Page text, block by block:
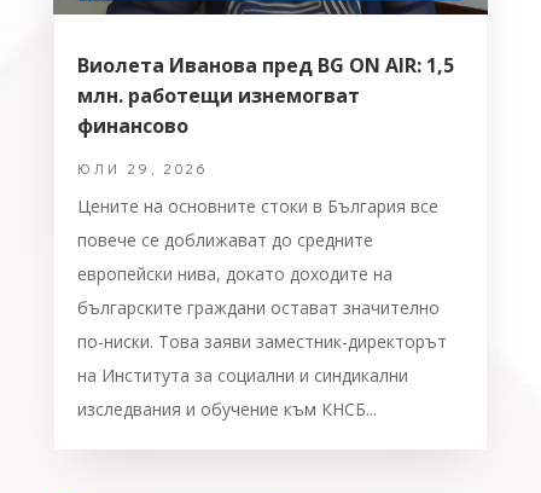
Виолета Иванова пред BG ON AIR: 1,5
млн. работещи изнемогват
финансово
ЮЛИ 29, 2026
Цените на основните стоки в България все
повече се доближават до средните
европейски нива, докато доходите на
българските граждани остават значително
по-ниски. Това заяви заместник-директорът
на Института за социални и синдикални
изследвания и обучение към КНСБ...